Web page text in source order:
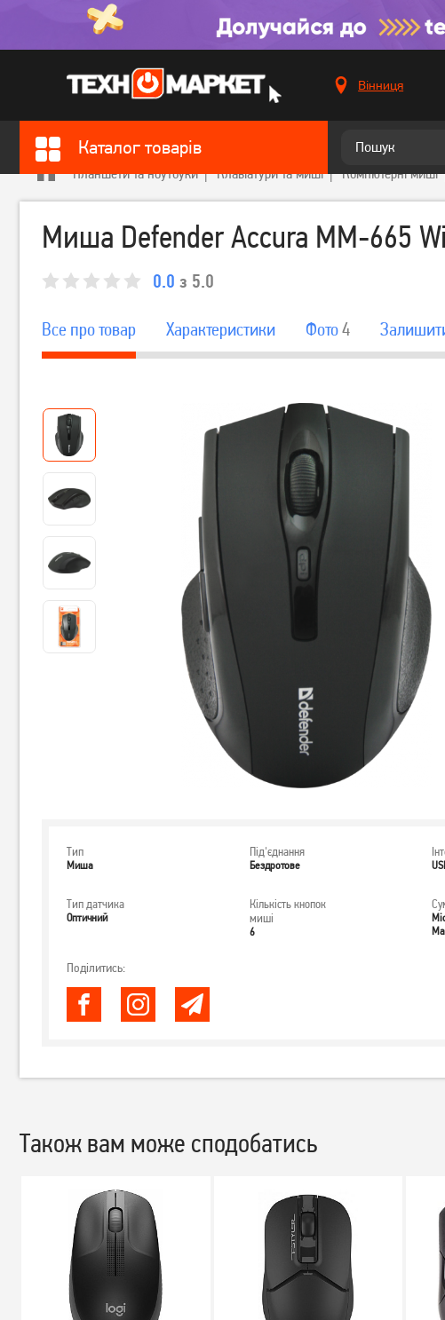
Вінниця
Каталог товарів
Планшети та ноутбуки Клавіатури та миші Компютерні миші
Миша Defender Accura MM-665
0.0 з 5.0
Все про товар Характеристики Фото4
Тип
Миша
Під'єднання
Бездротове
Тип датчика
Оптичний
Кількість кнопок
миші
6
Поділитись:
Також вам може сподобатись